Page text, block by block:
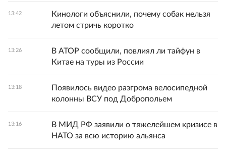
13:42
Кинологи объяснили, почему собак нельзя
летом стричь коротко
13:26
В АТОР сообщили, повлиял ли тайфун в
Китае на туры из России
13:18
Появилось видео разгрома велосипедной
колонны ВСУ под Добропольем
13:16
В МИД РФ заявили о тяжелейшем кризисе в
НАТО за всю историю альянса